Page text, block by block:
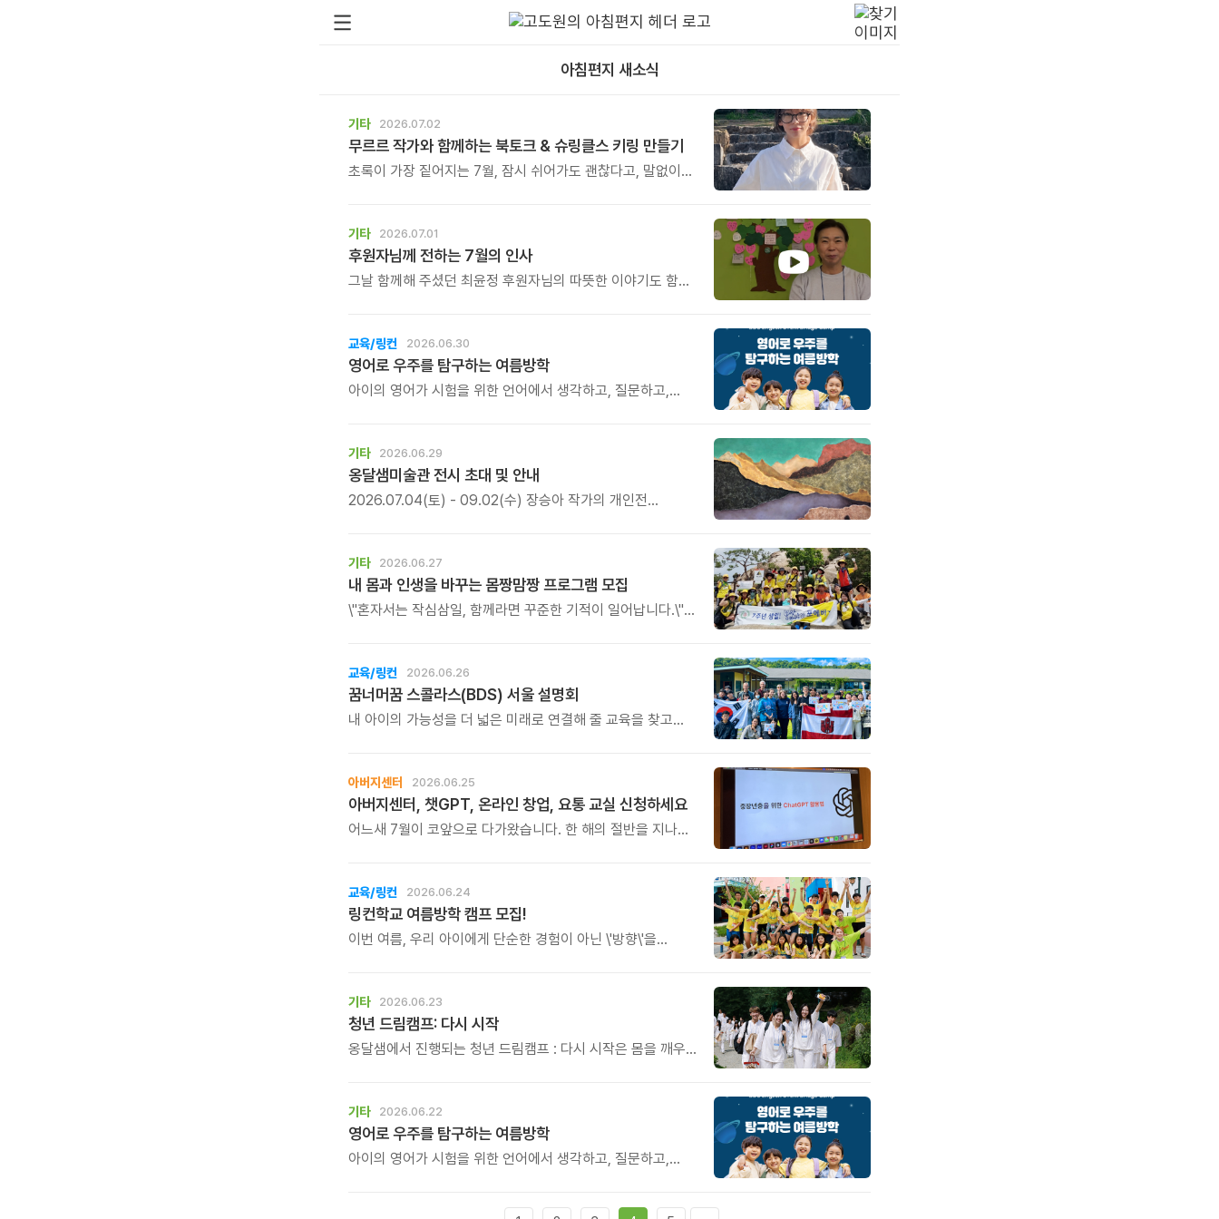
아침편지 새소식
기타 2026.07.02
무르르 작가와 함께하는 북토크 & 슈링클스 키링 만들기
초록이 가장 짙어지는 7월, 잠시 쉬어가도 괜찮다고, 말없이
슈링클스 키링 만들기 체험도 함께 진행됩니다. 아이부터
어른까지 누구나 쉽고 즐겁게 참여할 수 있는 체험으로,
북토크의 따뜻한 여운을 일상 속에서도 오래 간직하실 수
있습니다.
기타 2026.07.01
후원자님께 전하는 7월의 인사
그날 함께해 주셨던 최윤정 후원자님의 따뜻한 이야기도 함께
수 있습니다.
교육/링컨 2026.06.30
영어로 우주를 탐구하는 여름방학
아이의 영어가 시험을 위한 언어에서 생각하고, 질문하고,
기타 2026.06.29
옹달샘미술관 전시 초대 및 안내
2026.07.04(토) - 09.02(수) 장승아 작가의 개인전
회화 세계를 선보이며, \'사이사이\'는 보이는 풍경과 보이지
않는 기억, 떠남과 머묾, 고요와 흔들림 사이에 존재하는
감각을 다룹니다.
기타 2026.06.27
내 몸과 인생을 바꾸는 몸짱맘짱 프로그램 모집
\"혼자서는 작심삼일, 함께라면 꾸준한 기적이 일어납니다.\"
교육/링컨 2026.06.26
꿈너머꿈 스콜라스(BDS) 서울 설명회
내 아이의 가능성을 더 넓은 미래로 연결해 줄 교육을 찾고
아버지센터 2026.06.25
아버지센터, 챗GPT, 온라인 창업, 요통 교실 신청하세요
어느새 7월이 코앞으로 다가왔습니다. 한 해의 절반을 지나며,
교육/링컨 2026.06.24
링컨학교 여름방학 캠프 모집!
이번 여름, 우리 아이에게 단순한 경험이 아닌 \'방향\'을
기타 2026.06.23
청년 드림캠프: 다시 시작
옹달샘에서 진행되는 청년 드림캠프 : 다시 시작은 몸을 깨우는
삶의 중심을 다시 세우며 자신의 꿈을 향해 다시 시작할 용기를
찾는 시간입니다.
기타 2026.06.22
영어로 우주를 탐구하는 여름방학
아이의 영어가 시험을 위한 언어에서 생각하고, 질문하고,